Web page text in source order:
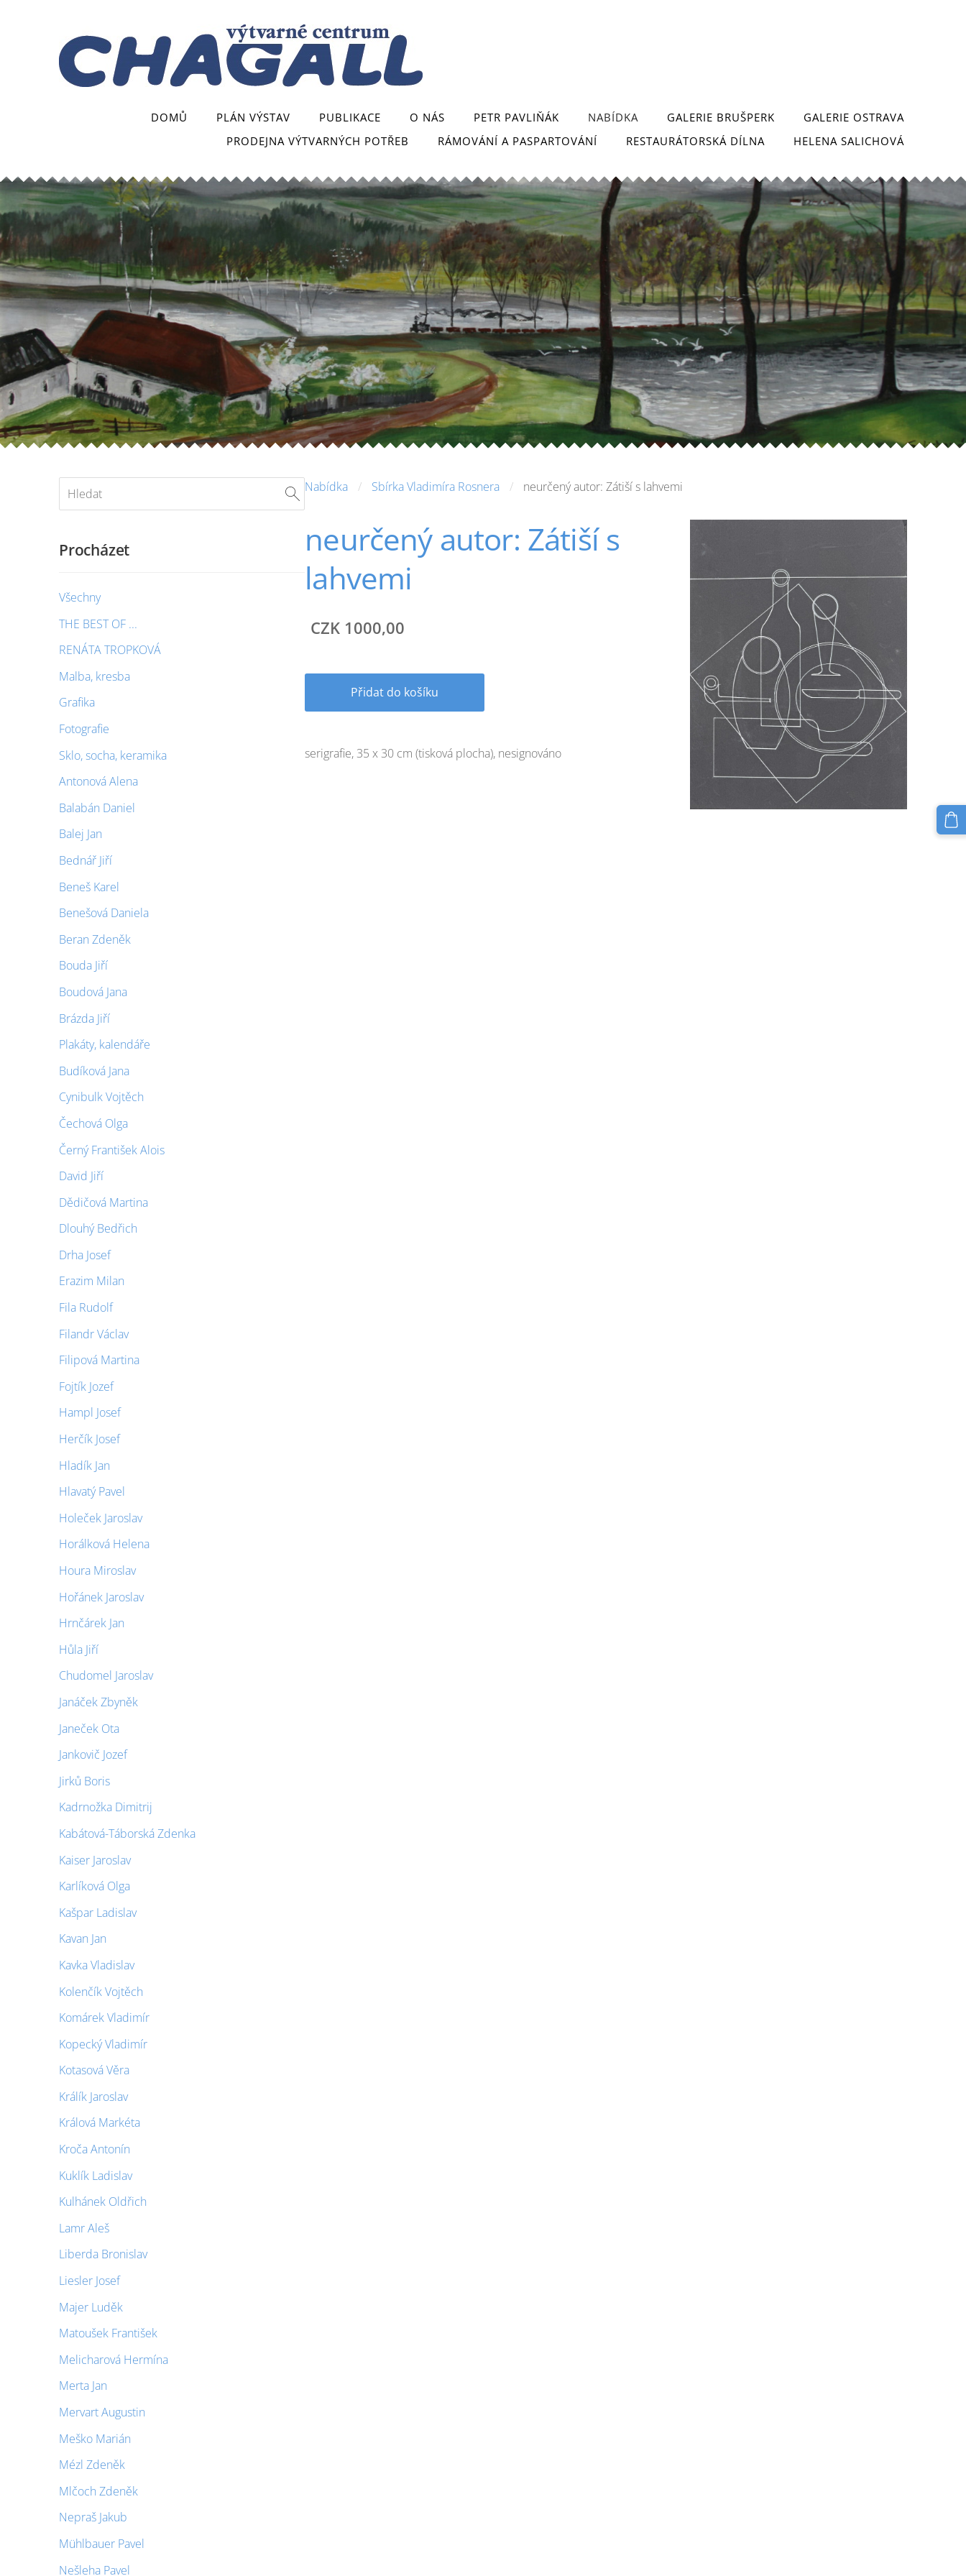
DOMŮ PLÁN VÝSTAV PUBLIKACE O NÁS PETR PAVLIŇÁK NABÍDKA GALERIE BRUŠPERK
GALERIE OSTRAVA
PRODEJNA VÝTVARNÝCH POTŘEB
RÁMOVÁNÍ A PASPARTOVÁNÍ RESTAURÁTORSKÁ DÍLNA HELENA SALICHOVÁ
Procházet
Všechny
THE BEST OF ...
RENÁTA TROPKOVÁ
Malba, kresba
Grafika
Fotografie
Sklo, socha, keramika
Antonová Alena
Balabán Daniel
Balej Jan
Bednář Jiří
Beneš Karel
Benešová Daniela
Beran Zdeněk
Bouda Jiří
Boudová Jana
Brázda Jiří
Plakáty, kalendáře
Budíková Jana
Cynibulk Vojtěch
Čechová Olga
Černý František Alois
David Jiří
Dědičová Martina
Dlouhý Bedřich
Drha Josef
Erazim Milan
Fila Rudolf
Filandr Václav
Filipová Martina
Fojtík Jozef
Hampl Josef
Herčík Josef
Hladík Jan
Hlavatý Pavel
Holeček Jaroslav
Horálková Helena
Houra Miroslav
Hořánek Jaroslav
Hrnčárek Jan
Hůla Jiří
Chudomel Jaroslav
Janáček Zbyněk
Janeček Ota
Jankovič Jozef
Jirků Boris
Kadrnožka Dimitrij
Kabátová-Táborská Zdenka
Kaiser Jaroslav
Karlíková Olga
Kašpar Ladislav
Kavan Jan
Kavka Vladislav
Kolenčík Vojtěch
Komárek Vladimír
Kopecký Vladimír
Kotasová Věra
Králík Jaroslav
Králová Markéta
Kroča Antonín
Kuklík Ladislav
Kulhánek Oldřich
Lamr Aleš
Liberda Bronislav
Liesler Josef
Majer Luděk
Matoušek František
Melicharová Hermína
Merta Jan
Mervart Augustin
Meško Marián
Mézl Zdeněk
Mlčoch Zdeněk
Nepraš Jakub
Mühlbauer Pavel
Nešleha Pavel
Nabídka Sbírka Vladimíra Rosnera neurčený autor: Zátiší s lahvemi
neurčený autor: Zátiší s
lahvemi
CZK 1000,00
Přidat do košíku
serigrafie, 35 x 30 cm (tisková plocha), nesignováno